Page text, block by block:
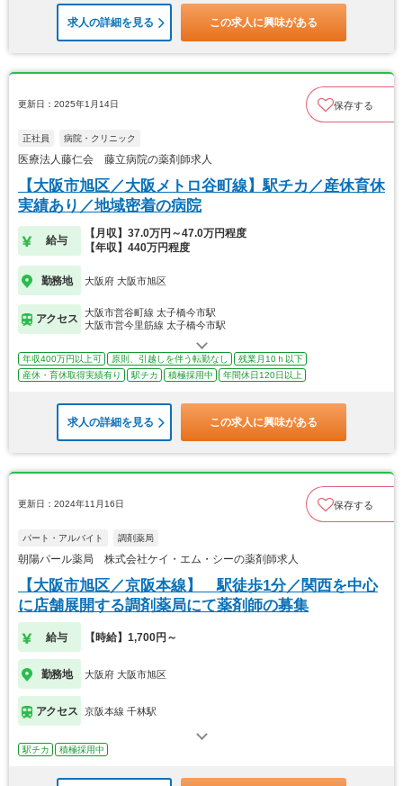
求人の詳細を見る この求人に興味がある
更新日：2025年1月14日 保存する
正社員 病院・クリニック
医療法人藤仁会 藤立病院の薬剤師求人
【大阪市旭区／大阪メトロ谷町線】駅チカ／産休育休
実績あり／地域密着の病院
給与
【月収】37.0万円～47.0万円程度
【年収】440万円程度
勤務地 大阪府 大阪市旭区
アクセス
大阪市営谷町線 太子橋今市駅
大阪市営今里筋線 太子橋今市駅
年収400万円以上可 原則、引越しを伴う転勤なし
残業月10ｈ以下
産休・育休取得実績有り
駅チカ 積極採用中 年間休日120日以上
求人の詳細を見る この求人に興味がある
更新日：2024年11月16日 保存する
パート・アルバイト 調剤薬局
朝陽パール薬局 株式会社ケイ・エム・シーの薬剤師求人
【大阪市旭区／京阪本線】 駅徒歩1分／関西を中心
に店舗展開する調剤薬局にて薬剤師の募集
給与 【時給】1,700円～
勤務地 大阪府 大阪市旭区
アクセス 京阪本線 千林駅
駅チカ 積極採用中